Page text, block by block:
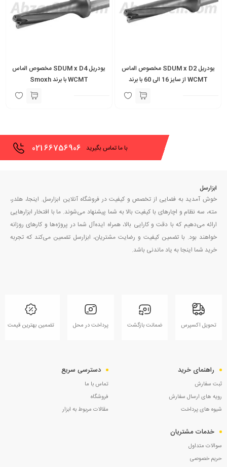
یودریل SDUM x D2 مخصوص الماس
WCMT از سایز 16 الی 60 با برند
یودریل SDUM x D4 مخصوص الماس
WCMT با برند Smoxh
66756906
021 با ما تماس بگیرید
ابزارسل
خوش آمدید به فضایی از تخصص و کیفیت در فروشگاه آنلاین ابزارسل. اینجا، هلدر،
مته، سه نظام و اچارهای با کیفیت بالا به شما پیشنهاد می‌شوند. ما با افتخار ابزارهایی
ارائه می‌دهیم که با دقت و کارایی بالا، همراه ایده‌آل شما در پروژه‌ها و کارهای روزانه
خواهند بود. با تضمین کیفیت و رضایت مشتریان، ابزارسل تضمین می‌کند که تجربه
خرید شما اینجا به یاد ماندنی باشد.
تحویل اکسپرس ضمانت بازگشت پرداخت در محل تضمین بهترین قیمت
راهنمای خرید
ثبت سفارش
رویه های ارسال سفارش
شیوه های پرداخت
دسترسی سریع
تماس با ما
فروشگاه
مقالات مربوط به ابزار
خدمات مشتریان
سوالات متداول
حریم خصوصی